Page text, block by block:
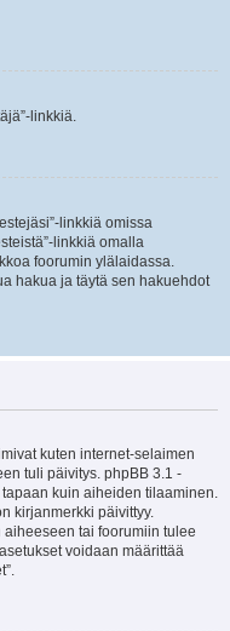
linkkiä.
linkkiä omissa
linkkiä omalla
foorumin ylälaidassa.
hakua ja täytä sen hakuehdot
kuten internet-selaimen
tuli päivitys. phpBB 3.1 -
kuin aiheiden tilaaminen.
kirjanmerkki päivittyy.
tai foorumiin tulee
voidaan määrittää